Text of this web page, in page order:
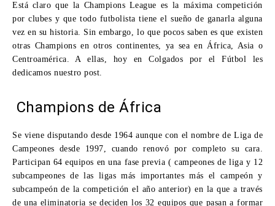
Está claro que la Champions League es la máxima competición
por clubes y que todo futbolista tiene el sueño de ganarla alguna
vez en su historia. Sin embargo, lo que pocos saben es que existen
otras Champions en otros continentes, ya sea en África, Asia o
Centroamérica. A ellas, hoy en Colgados por el Fútbol les
dedicamos nuestro post.
Champions de África
Se viene disputando desde 1964 aunque con el nombre de Liga de
Campeones desde 1997, cuando renovó por completo su cara.
Participan 64 equipos en una fase previa ( campeones de liga y 12
subcampeones de las ligas más importantes más el campeón y
subcampeón de la competición el año anterior) en la que a través
de una eliminatoria se deciden los 32 equipos que pasan a formar